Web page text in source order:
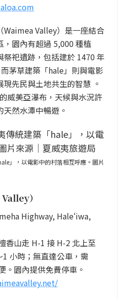
Waimea Valley）是一座結合
，園內有超過 5,000 種植
祀遺跡，包括建於 1470 年
茅草建築「hale」則與電影
先民與土地共生的智慧 。
威美亞瀑布，天候與水況許
然水潭中暢遊。
」，以電影中的村落相互呼應。圖片
）
Highway, Haleʻiwa,
香山走 H-1 接 H-2 北上至
小時；無直達公車，需
。園內提供免費停車。